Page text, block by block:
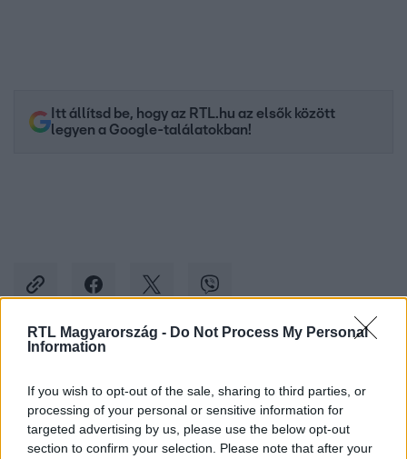
RTL Magyarország - Do Not Process My Personal
Information
If you wish to opt-out of the sale, sharing to third parties, or
processing of your personal or sensitive information for
targeted advertising by us, please use the below opt-out
section to confirm your selection. Please note that after your
Itt állítsd be, hogy az RTL.hu az elsők között
legyen a Google-találatokban!
Facebookon is!